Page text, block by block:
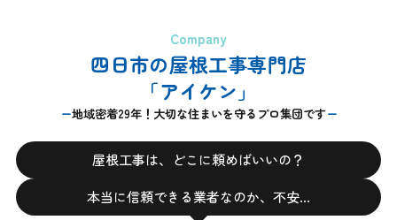
Company
四日市の屋根工事専門店
「アイケン」
地域密着29年！大切な住まいを守るプロ集団です
屋根工事は、どこに頼めばいいの？
本当に信頼できる業者なのか、不安…